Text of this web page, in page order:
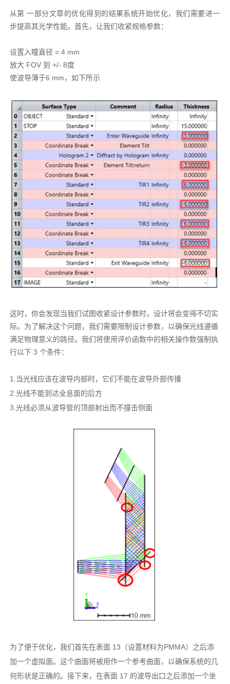
从第 一部分文章的优化得到的结果系统开始优化，我们需要进一
步提高其光学性能。首先，让我们收紧规格参数：
设置入瞳直径 = 4 mm
放大 FOV 到 +/- 8度
使波导薄于6 mm，如下所示
这时，你会发现当我们试图收紧设计参数时，设计将会变得不切实
际。为了解决这个问题，我们需要限制设计参数，以确保光线遵循
满足物理意义的路径。我们将使用评价函数中的相关操作数强制执
行以下 3 个条件：
1.当光线应该在波导内部时，它们不能在波导外部传播
2.光线不能到达全息面的后方
3.光线必须从波导管的顶部射出而不撞击侧面
为了便于优化，我们首先在表面 13（设置材料为PMMA）之后添
加一个虚拟面。这个曲面将被用作一个参考曲面，以确保系统的几
何形状是正确的。接下来，在表面 17 的波导出口之后添加一个坐